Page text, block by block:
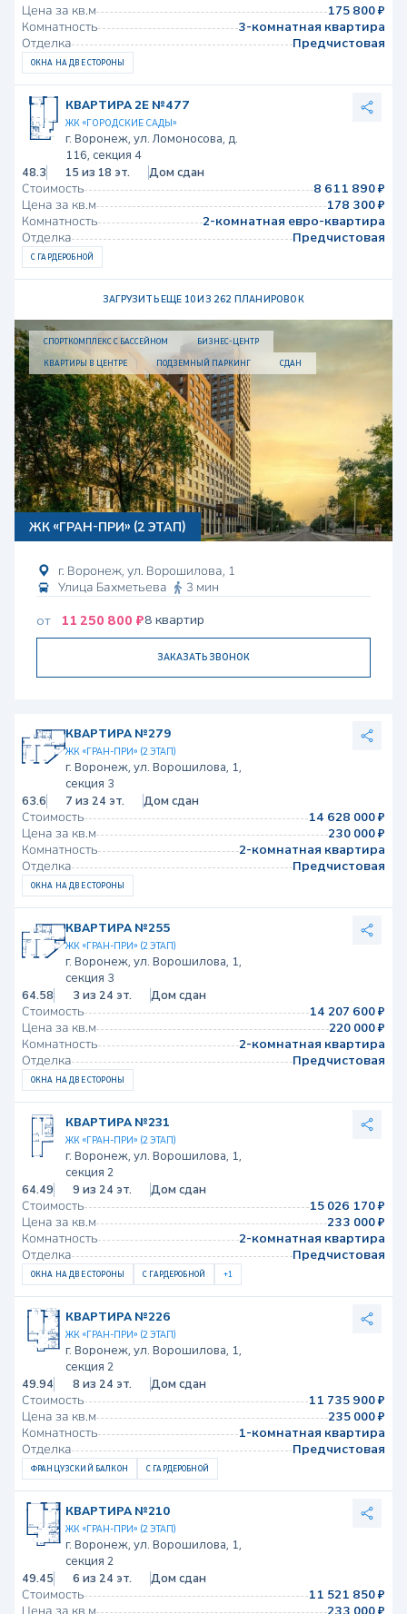
Цена за кв.м
175 800 ₽
Комнатность
3-комнатная квартира
Отделка
Предчистовая
ОКНА НА ДВЕ СТОРОНЫ
КВАРТИРА 2Е №477
ЖК «ГОРОДСКИЕ САДЫ»
г. Воронеж, ул. Ломоносова, д.
116, секция 4
48.3
15 из 18 эт. Дом сдан
Стоимость
8 611 890 ₽
Цена за кв.м
178 300 ₽
Комнатность
2-комнатная евро-квартира
Отделка
Предчистовая
С ГАРДЕРОБНОЙ
ЗАГРУЗИТЬ ЕЩЕ 10 ИЗ 262 ПЛАНИРОВОК
ЖК «ГРАН-ПРИ» (2 ЭТАП)
СПОРТКОМПЛЕКС С БАССЕЙНОМ БИЗНЕС-ЦЕНТР
КВАРТИРЫ В ЦЕНТРЕ ПОДЗЕМНЫЙ ПАРКИНГ СДАН
г. Воронеж, ул. Ворошилова, 1
Улица Бахметьева
3 мин
от 11 250 800 ₽8 квартир
ЗАКАЗАТЬ ЗВОНОК
КВАРТИРА №279
ЖК «ГРАН-ПРИ» (2 ЭТАП)
г. Воронеж, ул. Ворошилова, 1,
секция 3
63.6
7 из 24 эт. Дом сдан
Стоимость
14 628 000 ₽
Цена за кв.м
230 000 ₽
Комнатность
2-комнатная квартира
Отделка
Предчистовая
ОКНА НА ДВЕ СТОРОНЫ
КВАРТИРА №255
ЖК «ГРАН-ПРИ» (2 ЭТАП)
г. Воронеж, ул. Ворошилова, 1,
секция 3
64.58
3 из 24 эт. Дом сдан
Стоимость
14 207 600 ₽
Цена за кв.м
220 000 ₽
Комнатность
2-комнатная квартира
Отделка
Предчистовая
ОКНА НА ДВЕ СТОРОНЫ
КВАРТИРА №231
ЖК «ГРАН-ПРИ» (2 ЭТАП)
г. Воронеж, ул. Ворошилова, 1,
секция 2
64.49
9 из 24 эт. Дом сдан
Стоимость
15 026 170 ₽
Цена за кв.м
233 000 ₽
Комнатность
2-комнатная квартира
Отделка
Предчистовая
ОКНА НА ДВЕ СТОРОНЫ С ГАРДЕРОБНОЙ +1
КВАРТИРА №226
ЖК «ГРАН-ПРИ» (2 ЭТАП)
г. Воронеж, ул. Ворошилова, 1,
секция 2
49.94
8 из 24 эт. Дом сдан
Стоимость
11 735 900 ₽
Цена за кв.м
235 000 ₽
Комнатность
1-комнатная квартира
Отделка
Предчистовая
ФРАНЦУЗСКИЙ БАЛКОН С ГАРДЕРОБНОЙ
КВАРТИРА №210
ЖК «ГРАН-ПРИ» (2 ЭТАП)
г. Воронеж, ул. Ворошилова, 1,
секция 2
49.45
6 из 24 эт. Дом сдан
Стоимость
11 521 850 ₽
Цена за кв.м
233 000 ₽